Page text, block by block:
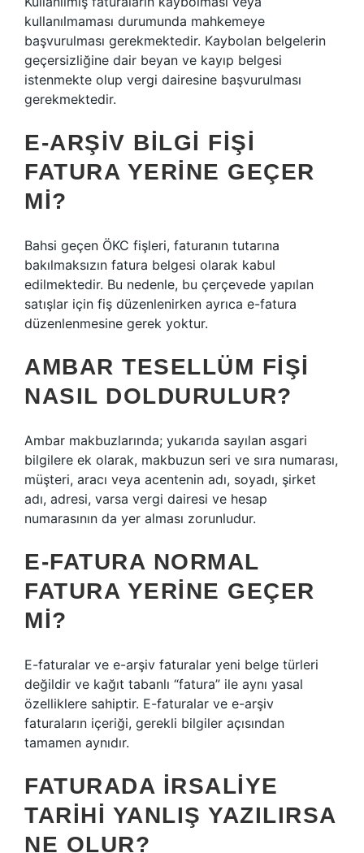
kullanılmaması durumunda mahkemeye
başvurulması gerekmektedir. Kaybolan belgelerin
geçersizliğine dair beyan ve kayıp belgesi
istenmekte olup vergi dairesine başvurulması
gerekmektedir.
E-ARŞIV BILGI FIŞI
FATURA YERINE GEÇER
MI?
Bahsi geçen ÖKC fişleri, faturanın tutarına
bakılmaksızın fatura belgesi olarak kabul
edilmektedir. Bu nedenle, bu çerçevede yapılan
satışlar için fiş düzenlenirken ayrıca e-fatura
düzenlenmesine gerek yoktur.
AMBAR TESELLÜM FIŞI
NASIL DOLDURULUR?
Ambar makbuzlarında; yukarıda sayılan asgari
bilgilere ek olarak, makbuzun seri ve sıra numarası,
müşteri, aracı veya acentenin adı, soyadı, şirket
adı, adresi, varsa vergi dairesi ve hesap
numarasının da yer alması zorunludur.
E-FATURA NORMAL
FATURA YERINE GEÇER
MI?
E-faturalar ve e-arşiv faturalar yeni belge türleri
değildir ve kağıt tabanlı “fatura” ile aynı yasal
özelliklere sahiptir. E-faturalar ve e-arşiv
faturaların içeriği, gerekli bilgiler açısından
tamamen aynıdır.
FATURADA IRSALIYE
TARIHI YANLIŞ YAZILIRSA
NE OLUR?